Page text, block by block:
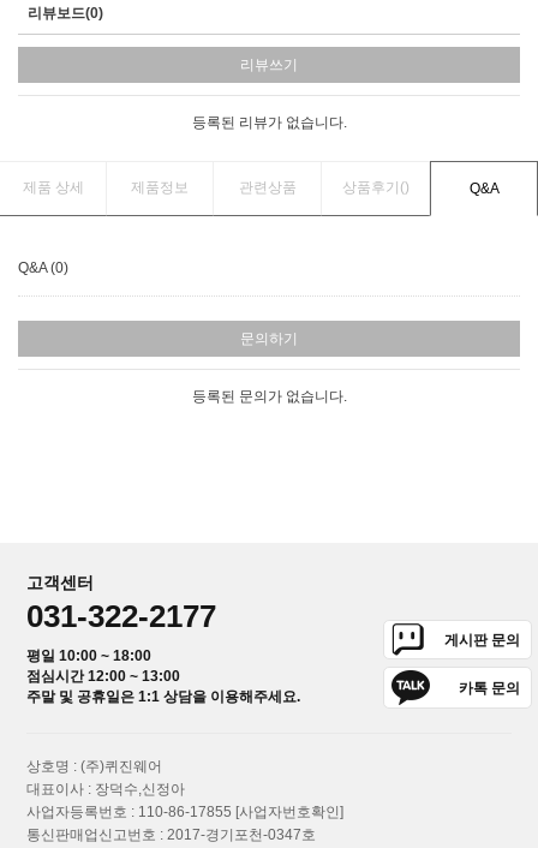
리뷰보드(0)
리뷰쓰기
등록된 리뷰가 없습니다.
제품 상세 제품정보 관련상품 상품후기() Q&A
Q&A (0)
문의하기
등록된 문의가 없습니다.
고객센터
031-322-2177
평일 10:00 ~ 18:00
점심시간 12:00 ~ 13:00
주말 및 공휴일은 1:1 상담을 이용해주세요.
게시판 문의
카톡 문의
상호명 : (주)퀴진웨어
대표이사 : 장덕수,신정아
사업자등록번호 : 110-86-17855 [사업자번호확인]
통신판매업신고번호 : 2017-경기포천-0347호